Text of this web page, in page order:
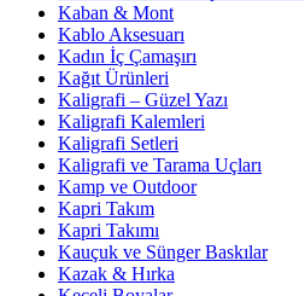
Kaban & Mont
Kablo Aksesuarı
Kadın İç Çamaşırı
Kağıt Ürünleri
Kaligrafi – Güzel Yazı
Kaligrafi Kalemleri
Kaligrafi Setleri
Kaligrafi ve Tarama Uçları
Kamp ve Outdoor
Kapri Takım
Kapri Takımı
Kauçuk ve Sünger Baskılar
Kazak & Hırka